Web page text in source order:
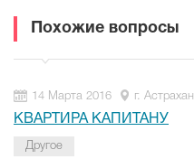
Похожие вопросы
14 Марта 2016 г.
КВАРТИРА КАПИТАНУ
Другое